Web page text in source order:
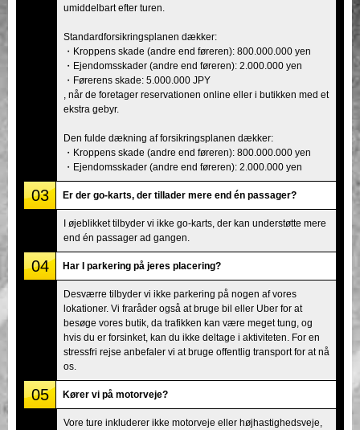
umiddelbart efter turen.
Standardforsikringsplanen dækker:
・Kroppens skade (andre end føreren): 800.000.000 yen
・Ejendomsskader (andre end føreren): 2.000.000 yen
・Førerens skade: 5.000.000 JPY
, når de foretager reservationen online eller i butikken med et
ekstra gebyr.
Den fulde dækning af forsikringsplanen dækker:
・Kroppens skade (andre end føreren): 800.000.000 yen
・Ejendomsskader (andre end føreren): 2.000.000 yen
03 Er der go-karts, der tillader mere end én passager?
I øjeblikket tilbyder vi ikke go-karts, der kan understøtte mere
end én passager ad gangen.
04 Har I parkering på jeres placering?
Desværre tilbyder vi ikke parkering på nogen af vores
lokationer. Vi fraråder også at bruge bil eller Uber for at
besøge vores butik, da trafikken kan være meget tung, og
hvis du er forsinket, kan du ikke deltage i aktiviteten. For en
stressfri rejse anbefaler vi at bruge offentlig transport for at nå
os.
05 Kører vi på motorveje?
Vore ture inkluderer ikke motorveje eller højhastighedsveje,